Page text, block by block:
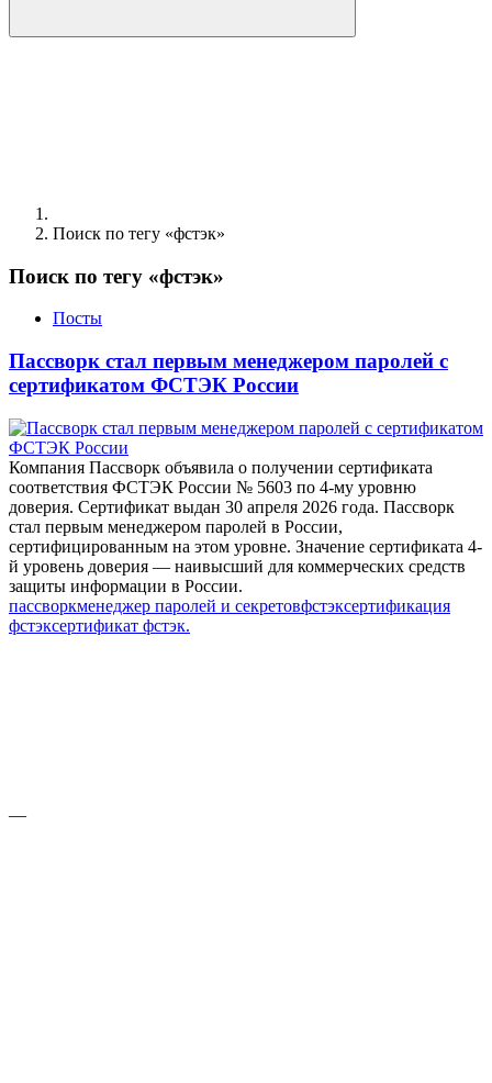
Поиск по тегу «фстэк»
Поиск по тегу «фстэк»
Посты
Пассворк стал первым менеджером паролей с
сертификатом ФСТЭК России
Компания Пассворк объявила о получении сертификата
соответствия ФСТЭК России № 5603 по 4-му уровню
доверия. Сертификат выдан 30 апреля 2026 года. Пассворк
стал первым менеджером паролей в России,
сертифицированным на этом уровне. Значение сертификата 4-
й уровень доверия — наивысший для коммерческих средств
защиты информации в России.
пассворкменеджер паролей и секретовфстэксертификация
фстэксертификат фстэк.
—